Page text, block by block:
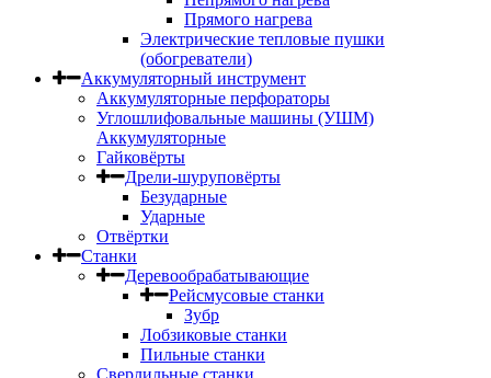
Прямого нагрева
Электрические тепловые пушки
(обогреватели)
Аккумуляторный инструмент
Аккумуляторные перфораторы
Углошлифовальные машины (УШМ)
Аккумуляторные
Гайковёрты
Дрели-шуруповёрты
Безударные
Ударные
Отвёртки
Станки
Деревообрабатывающие
Рейсмусовые станки
Зубр
Лобзиковые станки
Пильные станки
Сверлильные станки